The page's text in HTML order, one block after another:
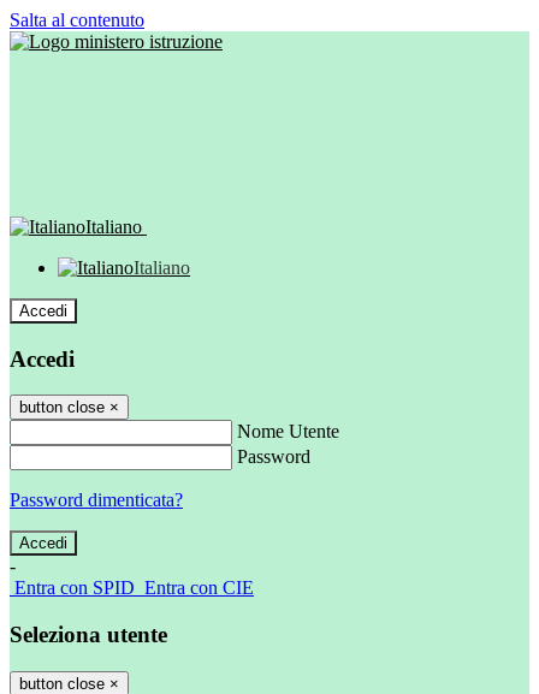
Salta al contenuto
Italiano
Italiano
Accedi
Accedi
button close ×
Nome Utente
Password
Password dimenticata?
-
Entra con SPID Entra con CIE
Seleziona utente
button close ×